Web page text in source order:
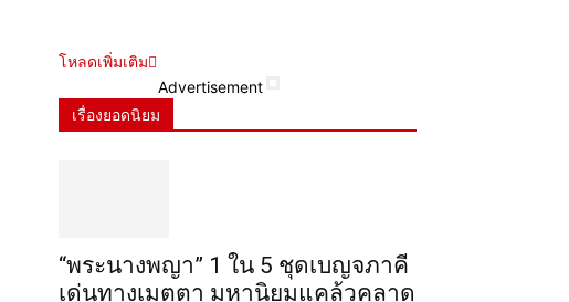
โหลดเพิ่มเติม
Advertisement
เรื่องยอดนิยม
“พระ​นาง​พญา” 1 ใน 5​ ชุดเบญจ​ภาคี​
เด่นทางเมตตา​ มหา​นิยม​แคล้วคลาด​